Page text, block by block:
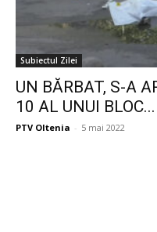
Subiectul Zilei
UN BĂRBAT, S-A
10 AL UNUI BLOC...
PTV Oltenia - 5 mai 2022